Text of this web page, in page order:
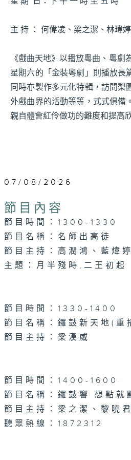
主 持 ： 何偉凌、梁之潔、林瑋
《戲曲天地》以播放粵曲、粵
星期六的「金裝粵劇」則播放長
同時亦製作多元化特輯，訪問
外戲曲界的活動等等，式式俱備
親自體會紅伶做功的難度和提高
07/08/2026
節目內容
節目時間：1300-1330
節目名稱：名師出高徒
節目主持：高潤鴻、藍煒婷
主題：月半殘時,二王初起
節目時間：1330-1400
節目名稱：鑼鼓新天地(重
節目主持：梁漢威
節目時間：1400-1600
節目名稱：鑼鼓響 想點就
節目主持：梁之潔、黎曉君
聽眾熱線：1872312